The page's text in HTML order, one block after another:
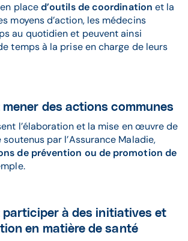
placed’outils de coordination et la
moyens d’action, les médecins
au quotidien et peuvent ainsi
temps à la prise en charge de leurs
des actions communes
l’élaboration et la mise en œuvre de
par l’Assurance Maladie,
de prévention ou de promotion de
participer à des initiatives et
en matière de santé